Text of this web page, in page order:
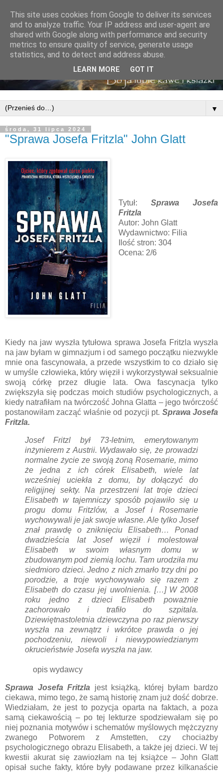
▼
środa, 31 lipca 2024
"Sprawa Josefa Fritzla" John Glatt
Tytuł: Sprawa Josefa
Fritzla
Autor: John Glatt
Wydawnictwo: Filia
Ilość stron: 304
Ocena: 2/6
Kiedy na jaw wyszła tytułowa sprawa Josefa Fritzla wyszła
na jaw byłam w gimnazjum i od samego początku niezwykle
mnie ona fascynowała, a przede wszystkim to co działo się
w umyśle człowieka, który więził i wykorzystywał seksualnie
swoją córkę przez długie lata. Owa fascynacja tylko
zwiększyła się podczas moich studiów psychologicznych, a
kiedy natrafiłam na twórczość Johna Glatta – jego twórczość
postanowiłam zacząć właśnie od pozycji pt. Sprawa Josefa
Fritzla.
Josef Fritzl był 73-letnim, emerytowanym
inżynierem z Austrii. Wydawało się, że prowadzi
normalne życie ze swoją żoną Rosemarie, mimo
że jedna z ich córek Elisabeth, wiele lat
wcześniej uciekła z domu, by dołączyć do
religijnej sekty. Na przestrzeni lat troje dzieci
Elisabeth w tajemniczy sposób pojawiło się u
progu domu Fritzlów, a Josef i Rosemarie
wychowywali je jak swoje własne. Ale tylko Josef
znał prawdę o zniknięciu Elisabeth… Ponad
dwadzieścia lat Josef więził i molestował
Elisabeth w swoim własnym domu w
zbudowanym pod ziemią lochu. Tam urodziła mu
siedmioro dzieci. Jedno z nich zmarło trzy dni po
porodzie, a troje wychowywało się razem z
Elisabeth do czasu jej uwolnienia. […] W 2008
roku jedno z dzieci Elisabeth poważnie
zachorowało i trafiło do szpitala.
Dziewiętnastoletnia dziewczyna po raz pierwszy
wyszła na zewnątrz i wkrótce prawda o jej
pochodzeniu, niewoli i niewypowiedzianym
okrucieństwie Josefa wyszła na jaw.
opis wydawcy
Sprawa Josefa Fritzla jest książką, której byłam bardzo
ciekawa, mimo tego, że samą historię znam już dość dobrze.
Wiedziałam, że jest to pozycja oparta na faktach, a poza
samą ciekawością – po tej lekturze spodziewałam się po
niej poznania motywów i schematów myślowych mężczyzny
zwanego Potworem z Amstetten, czy chociażby
psychologicznego obrazu Elisabeth, a także jej dzieci. W tej
kwestii akurat się zawiozłam na tej książce – John Glatt
opisał suche fakty, które były podawane przez kilkanaście
This site uses cookies from Google to deliver its services
and to analyze traffic. Your IP address and user-agent are
shared with Google along with performance and security
metrics to ensure quality of service, generate usage
statistics, and to detect and address abuse.
LEARN MORE GOT IT